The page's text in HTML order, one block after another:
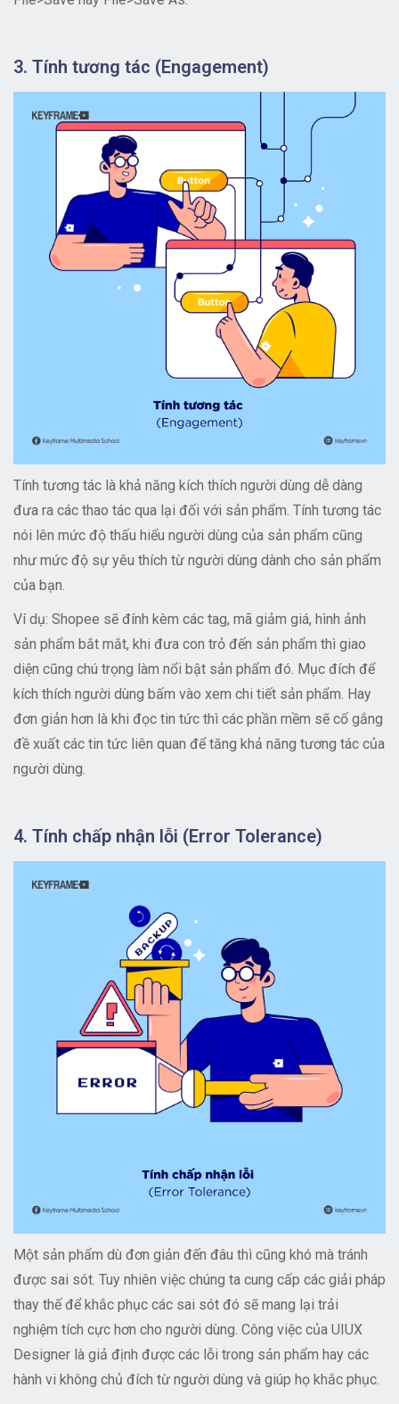
3. Tính tương tác (Engagement)
Tính tương tác là khả năng kích thích người dùng dễ dàng
đưa ra các thao tác qua lại đối với sản phẩm. Tính tương tác
nói lên mức độ thấu hiểu người dùng của sản phẩm cũng
như mức độ sự yêu thích từ người dùng dành cho sản phẩm
của bạn.
Ví dụ: Shopee sẽ đính kèm các tag, mã giảm giá, hình ảnh
sản phẩm bắt mắt, khi đưa con trỏ đến sản phẩm thì giao
diện cũng chú trọng làm nổi bật sản phẩm đó. Mục đích để
kích thích người dùng bấm vào xem chi tiết sản phẩm. Hay
đơn giản hơn là khi đọc tin tức thì các phần mềm sẽ cố gắng
đề xuất các tin tức liên quan để tăng khả năng tương tác của
người dùng.
4. Tính chấp nhận lỗi (Error Tolerance)
Một sản phẩm dù đơn giản đến đâu thì cũng khó mà tránh
được sai sót. Tuy nhiên việc chúng ta cung cấp các giải pháp
thay thế để khắc phục các sai sót đó sẽ mang lại trải
nghiệm tích cực hơn cho người dùng. Công việc của UIUX
Designer là giả định được các lỗi trong sản phẩm hay các
hành vi không chủ đích từ người dùng và giúp họ khắc phục.